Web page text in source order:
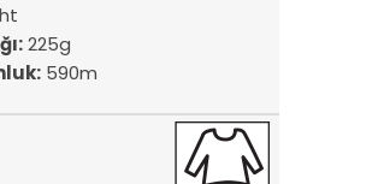
225g
590m